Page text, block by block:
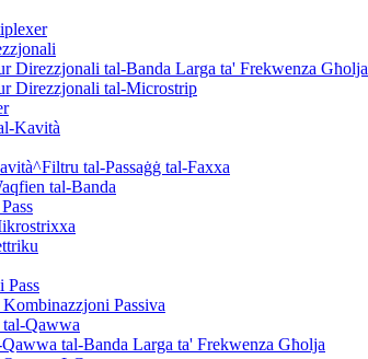
Direzzjonali tal-Banda Larga ta' Frekwenza Għolja
Direzzjonali tal-Microstrip
Kavità
tal-Passaġġ tal-Faxxa
tal-Banda
Pass
Passiva
Qawwa
tal-Banda Larga ta' Frekwenza Għolja